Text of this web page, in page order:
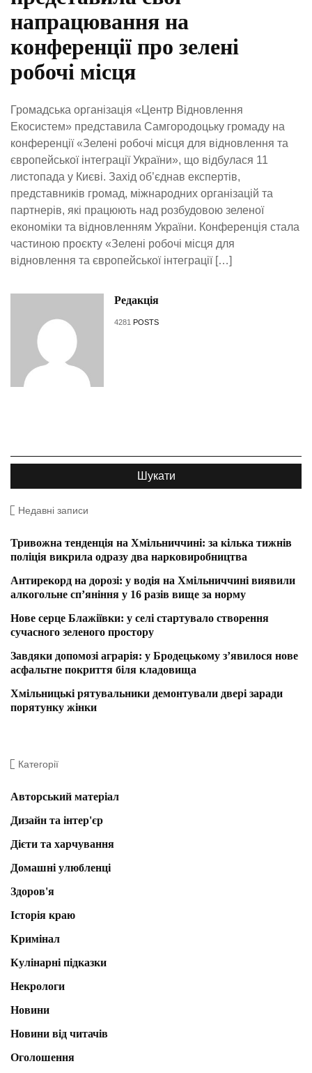
напрацювання на
конференції про зелені
робочі місця
Громадська організація «Центр Відновлення
Екосистем» представила Самгородоцьку громаду на
конференції «Зелені робочі місця для відновлення та
європейської інтеграції України», що відбулася 11
листопада у Києві. Захід об’єднав експертів,
представників громад, міжнародних організацій та
партнерів, які працюють над розбудовою зеленої
економіки та відновленням України. Конференція стала
частиною проєкту «Зелені робочі місця для
відновлення та європейської інтеграції […]
Редакція
4281 POSTS
Недавні записи
Тривожна тенденція на Хмільниччині: за кілька тижнів
поліція викрила одразу два нарковиробництва
Антирекорд на дорозі: у водія на Хмільниччині виявили
алкогольне сп’яніння у 16 разів вище за норму
Нове серце Блажіївки: у селі стартувало створення
сучасного зеленого простору
Завдяки допомозі аграрія: у Бродецькому з’явилося нове
асфальтне покриття біля кладовища
Хмільницькі рятувальники демонтували двері заради
порятунку жінки
Категорії
Авторський матеріал
Дизайн та інтер'єр
Дієти та харчування
Домашні улюбленці
Здоров'я
Історія краю
Кримінал
Кулінарні підказки
Некрологи
Новини
Новини від читачів
Оголошення